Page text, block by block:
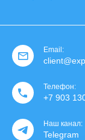
Email:
Телефон:
+7 903
Наш канал:
Telegram